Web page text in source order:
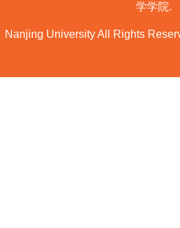
学学院.
Nanjing University All Rights